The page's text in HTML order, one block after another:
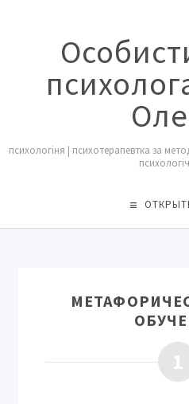
психологіня | психотерапевтка за
1